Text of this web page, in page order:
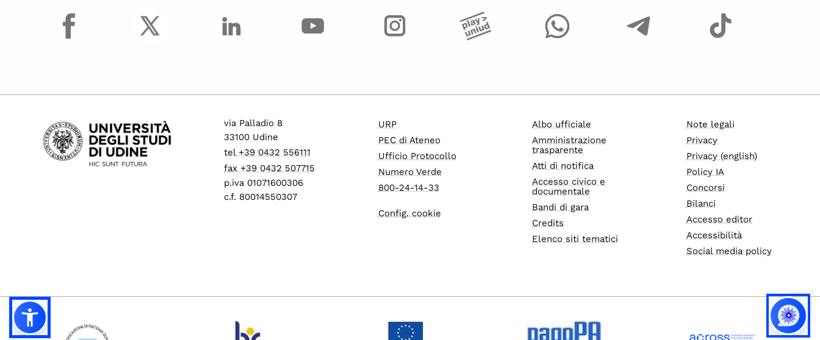
facebook
via Palladio 8
33100 Udine
tel +39 0432 556111
fax +39 0432 507715
p.iva 01071600306
c.f. 80014550307
URP
PEC di Ateneo
Ufficio Protocollo
Numero Verde
800-24-14-33
Config. cookie
Albo ufficiale
Amministrazione
trasparente
Atti di notifica
Accesso civico e
documentale
Bandi di gara
Credits
Elenco siti tematici
Note legali
Privacy
Privacy (english)
Policy IA
Concorsi
Bilanci
Accesso editor
Accessibilità
Social media policy